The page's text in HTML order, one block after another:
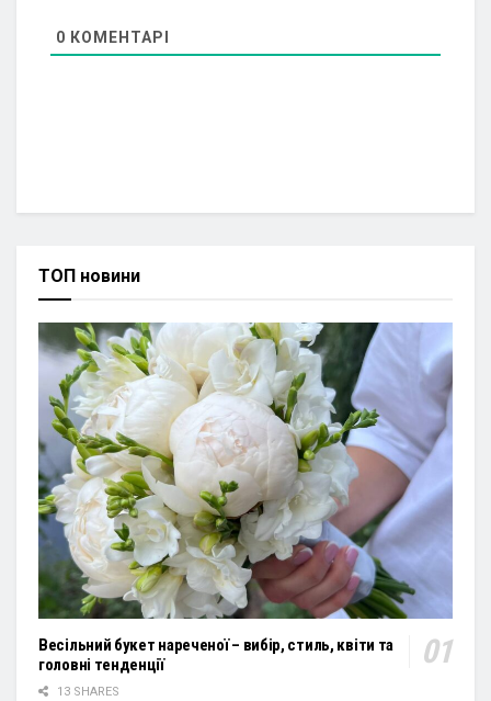
0 КОМЕНТАРІ
ТОП новини
Весільний букет нареченої – вибір, стиль, квіти та
головні тенденції
13 SHARES